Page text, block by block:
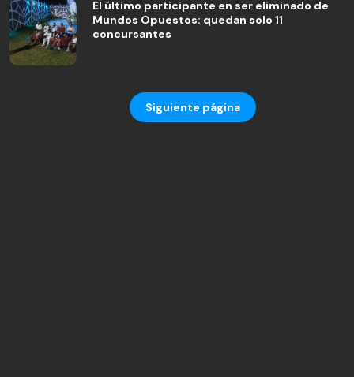
El último participante en ser eliminado de
Mundos Opuestos: quedan solo 11
concursantes
Siguiente página